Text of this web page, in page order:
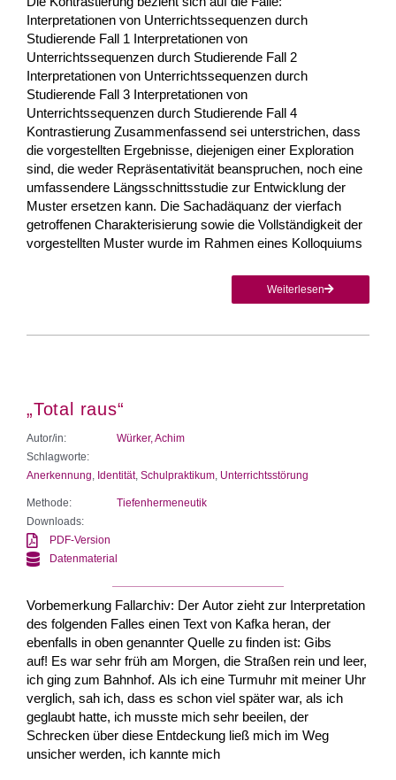
Interpretationen von Unterrichtssequenzen durch
Studierende Fall 1 Interpretationen von
Unterrichtssequenzen durch Studierende Fall 2
Interpretationen von Unterrichtssequenzen durch
Studierende Fall 3 Interpretationen von
Unterrichtssequenzen durch Studierende Fall 4
Kontrastierung Zusammenfassend sei unterstrichen, dass
die vorgestellten Ergebnisse, dieje­nigen einer Exploration
sind, die weder Repräsentativität beanspruchen, noch eine
umfassendere Längsschnittsstudie zur Entwicklung der
Muster ersetzen kann. Die Sachadäquanz der vierfach
getroffenen Charakterisierung sowie die Vollständigkeit der
vorgestellten Muster wurde im Rahmen eines Kollo­quiums
Weiterlesen
„Total raus“
Autor/in:
Würker, Achim
Schlagworte:
Anerkennung Identität, Schulpraktikum Unterrichtsstörung
Methode:
Tiefenhermeneutik
Downloads:
PDF-Version
Datenmaterial
Vorbemerkung Fallarchiv: Der Autor zieht zur Interpretation
des folgenden Falles einen Text von Kafka heran, der
ebenfalls in oben genannter Quelle zu finden ist: Gibs
auf! Es war sehr früh am Morgen, die Straßen rein und leer,
ich ging zum Bahnhof. Als ich eine Turmuhr mit meiner Uhr
verglich, sah ich, dass es schon viel später war, als ich
geglaubt hatte, ich musste mich sehr beeilen, der
Schrecken über diese Entdeckung ließ mich im Weg
unsicher werden, ich kannte mich